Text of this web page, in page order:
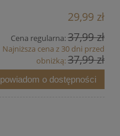
29,99 zł
Cena regularna:37,99 zł
Najniższa cena z 30 dni przed
obniżką:37,99 zł
powiadom o dostępności